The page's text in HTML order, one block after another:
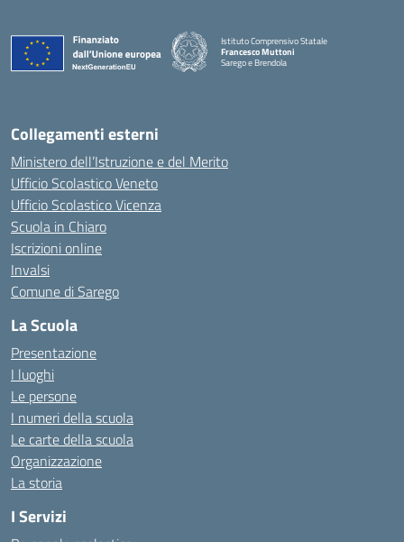
Istituto Comprensivo Statale
Francesco Muttoni
Sarego e Brendola
— Visita la pagina iniziale della scuola
Collegamenti esterni
Ministero dell’Istruzione e del Merito
Ufficio Scolastico Veneto
Ufficio Scolastico Vicenza
Scuola in Chiaro
Iscrizioni online
Invalsi
Comune di Sarego
La Scuola
Presentazione
I luoghi
Le persone
I numeri della scuola
Le carte della scuola
Organizzazione
La storia
I Servizi